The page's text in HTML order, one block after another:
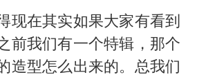
现在其实如果大家有看到
前我们有一个特辑，那个
造型怎么出来的。总我们